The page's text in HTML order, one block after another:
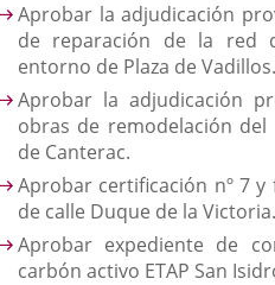
Aprobar la adjudicación
de reparación de la red
entorno de Plaza de Vadillos.
Aprobar la adjudicación
obras de remodelación
de Canterac.
Aprobar certificación nº 7
de calle Duque de la Victoria.
Aprobar expediente de
carbón activo ETAP San